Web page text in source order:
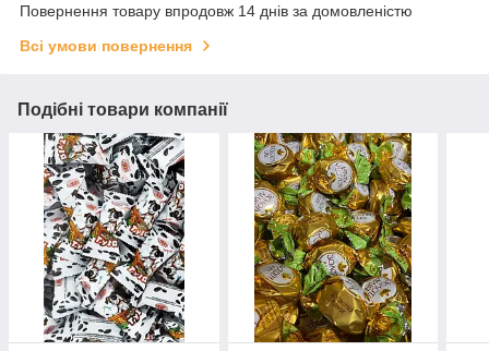
Повернення товару впродовж 14 днів за домовленістю
Всі умови повернення
Подібні товари компанії